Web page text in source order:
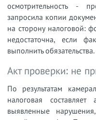
осмотрительность -
запросила копии
на сторону налоговой:
недостаточна, если
выполнить обязательства.
Акт проверки: не
По результатам
налоговая
выявленные